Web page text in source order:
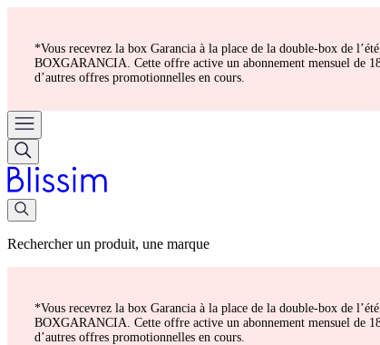
*Vous recevrez la box Garancia à la place de la double-box de
BOXGARANCIA. Cette offre active un abonnement mensuel de
d’autres offres promotionnelles en cours.
Rechercher un produit, une marque
*Vous recevrez la box Garancia à la place de la double-box de
BOXGARANCIA. Cette offre active un abonnement mensuel de
d’autres offres promotionnelles en cours.